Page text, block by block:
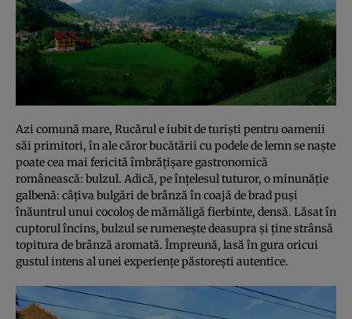
Azi comună mare, Rucărul e iubit de turişti pentru oamenii
săi primitori, în ale căror bucătării cu podele de lemn se naşte
poate cea mai fericită îmbrăţişare gastronomică
românească: bulzul. Adică, pe înţelesul tuturor, o minunăţie
galbenă: câţiva bulgări de brânză în coajă de brad puşi
înăuntrul unui cocoloş de mămăligă fierbinte, densă. Lăsat în
cuptorul încins, bulzul se rumeneşte deasupra şi ţine strânsă
topitura de brânză aromată. Împreună, lasă în gura oricui
gustul intens al unei experienţe păstoreşti autentice.